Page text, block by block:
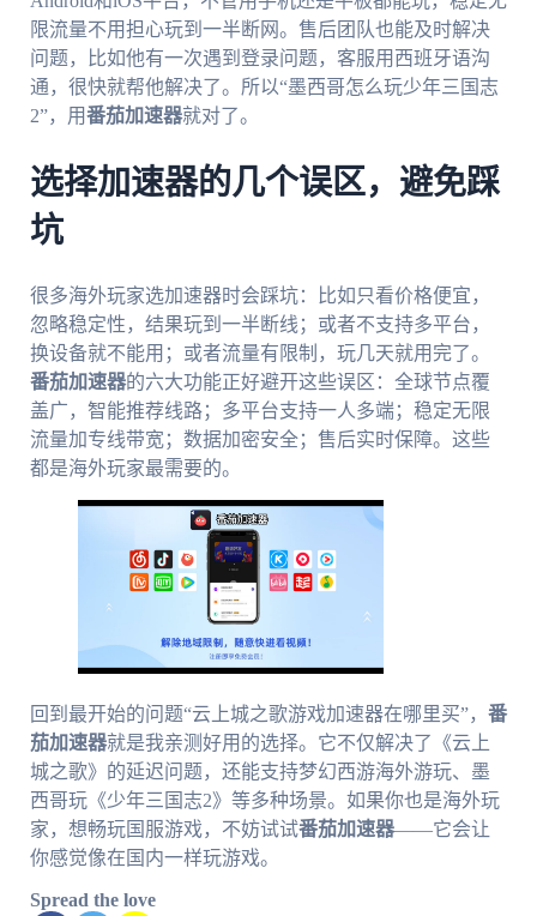
限流量不用担心玩到一半断网。售后团队也能及时解决
问题，比如他有一次遇到登录问题，客服用西班牙语沟
通，很快就帮他解决了。所以“墨西哥怎么玩少年三国志
2”，用番茄加速器就对了。
选择加速器的几个误区，避免踩
坑
很多海外玩家选加速器时会踩坑：比如只看价格便宜，
忽略稳定性，结果玩到一半断线；或者不支持多平台，
换设备就不能用；或者流量有限制，玩几天就用完了。
番茄加速器的六大功能正好避开这些误区：全球节点覆
盖广，智能推荐线路；多平台支持一人多端；稳定无限
流量加专线带宽；数据加密安全；售后实时保障。这些
都是海外玩家最需要的。
回到最开始的问题“云上城之歌游戏加速器在哪里买”， 番
茄加速器就是我亲测好用的选择。它不仅解决了《云上
城之歌》的延迟问题，还能支持梦幻西游海外游玩、墨
西哥玩《少年三国志2》等多种场景。如果你也是海外玩
家，想畅玩国服游戏，不妨试试番茄加速器——它会让
你感觉像在国内一样玩游戏。
Spread the love